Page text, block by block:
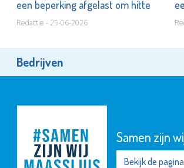
een beperking afgelast om hitte
Redactie - 25-06-2026
Bedrijven
Samen zijn
Bekijk de pagina